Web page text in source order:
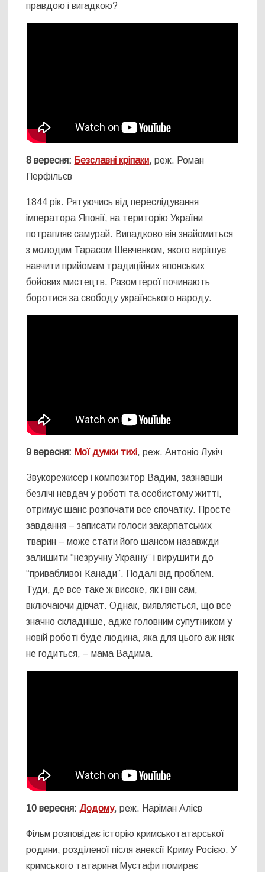
правдою і вигадкою?
8 вересня: Безславні кріпаки, реж. Роман
Перфільєв
1844 рік. Рятуючись від переслідування
імператора Японії, на територію України
потрапляє самурай. Випадково він знайомиться
з молодим Тарасом Шевченком, якого вирішує
навчити прийомам традиційних японських
бойових мистецтв. Разом герої починають
боротися за свободу українського народу.
9 вересня: Мої думки тихі, реж. Антоніо Лукіч
Звукорежисер і композитор Вадим, зазнавши
безлічі невдач у роботі та особистому житті,
отримує шанс розпочати все спочатку. Просте
завдання – записати голоси закарпатських
тварин – може стати його шансом назавжди
залишити “незручну Україну” і вирушити до
“привабливої Канади”. Подалі від проблем.
Туди, де все таке ж високе, як і він сам,
включаючи дівчат. Однак, виявляється, що все
значно складніше, адже головним супутником у
новій роботі буде людина, яка для цього аж ніяк
не годиться, – мама Вадима.
10 вересня: Додому, реж. Наріман Алієв
Фільм розповідає історію кримськотатарської
родини, розділеної після анексії Криму Росією. У
кримського татарина Мустафи помирає